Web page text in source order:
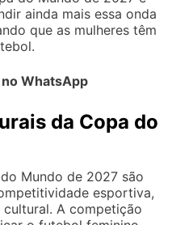
ainda mais essa onda
que as mulheres têm
WhatsApp
da Copa do
Mundo de 2027 são
esportiva,
A competição